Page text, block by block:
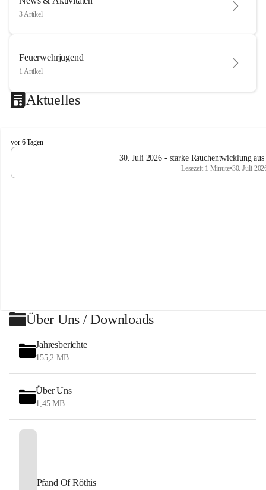
3 Artikel
Feuerwehrjugend
1 Artikel
Aktuelles
F
e
e
vor 6 Tagen
30. Juli 2026 - starke Rauchentwicklung
Lesezeit 1 Minute•30. Juli
Über Uns / Downloads
Jahresberichte
155,2 MB
Über Uns
1,45 MB
Pfand Of Röthis